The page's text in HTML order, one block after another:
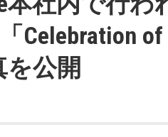
Celebration of
公開